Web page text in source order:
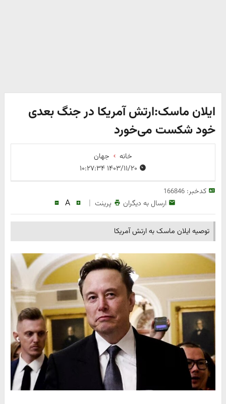
ایلان ماسک:ارتش آمریکا در جنگ بعدی
خود شکست می‌خورد
خانه
جهان
کدخبر:166846
ارسال به دیگران پرینت |
A
توصیه ایلان ماسک به ارتش آمریکا